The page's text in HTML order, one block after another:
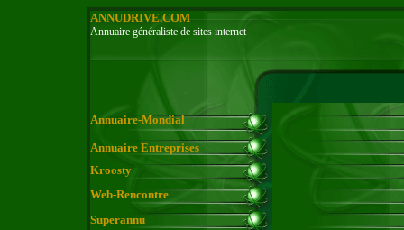
ANNUDRIVE.COM
Annuaire généraliste de sites internet
Annuaire-Mondial
Annuaire Entreprises
Kroosty
Web-Rencontre
Superannu